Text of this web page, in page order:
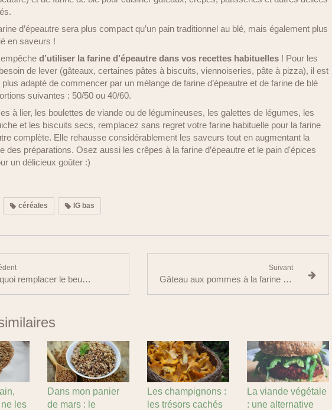
d’épeautre sera plus compact qu’un pain traditionnel au blé, mais également plus
en saveurs !
d’utiliser la farine d’épeautre dans vos recettes habituelles ! Pour les
de lever (gâteaux, certaines pâtes à biscuits, viennoiseries, pâte à pizza), il est
adapté de commencer par un mélange de farine d’épeautre et de farine de blé
suivantes : 50/50 ou 40/60.
à lier, les boulettes de viande ou de légumineuses, les galettes de légumes, les
et les biscuits secs, remplacez sans regret votre farine habituelle pour la farine
complète. Elle rehausse considérablement les saveurs tout en augmentant la
des préparations. Osez aussi les crêpes à la farine d’épeautre et le pain d'épices
un délicieux goûter :)
céréales IG bas
Par quoi remplacer le beurre sur les tartines ?
Suivant
Gâteau aux pommes à la farine d’épeautre
les
Dans mon panier
de mars : le
Les champignons :
les trésors cachés
La viande végétale
: une alternative